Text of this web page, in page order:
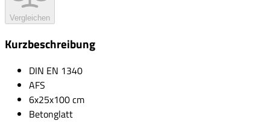
Vergleichen
Kurzbeschreibung
DIN EN 1340
AFS
6x25x100 cm
Betonglatt